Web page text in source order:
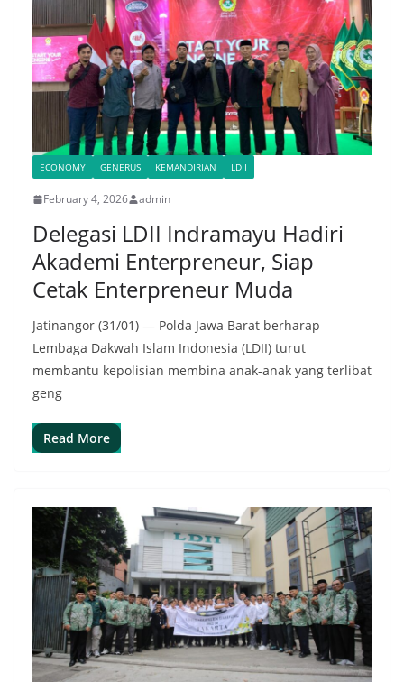
ECONOMY GENERUS KEMANDIRIAN LDII
February 4, 2026 admin
Delegasi LDII Indramayu Hadiri
Akademi Enterpreneur, Siap
Cetak Enterpreneur Muda
Jatinangor (31/01) — Polda Jawa Barat berharap
Lembaga Dakwah Islam Indonesia (LDII) turut
membantu kepolisian membina anak-anak yang terlibat
geng
Read More